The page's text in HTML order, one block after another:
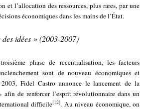
et l’allocation des ressources, plus rares, par une
économiques dans les mains de l’État.
idées » (2003-2007)
phase de recentralisation, les facteurs
sont de nouveau économiques et
Fidel Castro annonce le lancement de la
afin de renforcer l’esprit révolutionnaire dans un
difficile[12]. Au niveau économique, on